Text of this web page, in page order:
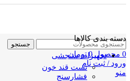
جستجو
0 محصول 0 تومان
ورود / ثبت نام
منو
دسته بندی کالاها
تجهیزات سنجشی
تست قند خون
فشارسنج